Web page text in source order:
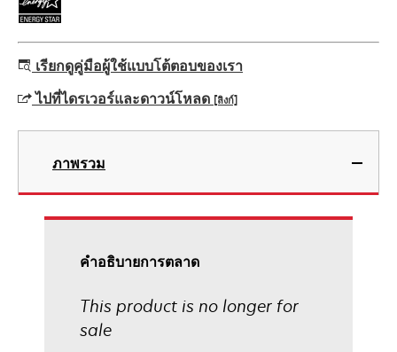
เรียกดูคู่มือผู้ใช้แบบโต้ตอบของเรา
ไปที่ไดรเวอร์และดาวน์โหลด [ลิงก์]
opens
new
ภาพรวม
คําอธิบายการตลาด
This product is no longer for
sale